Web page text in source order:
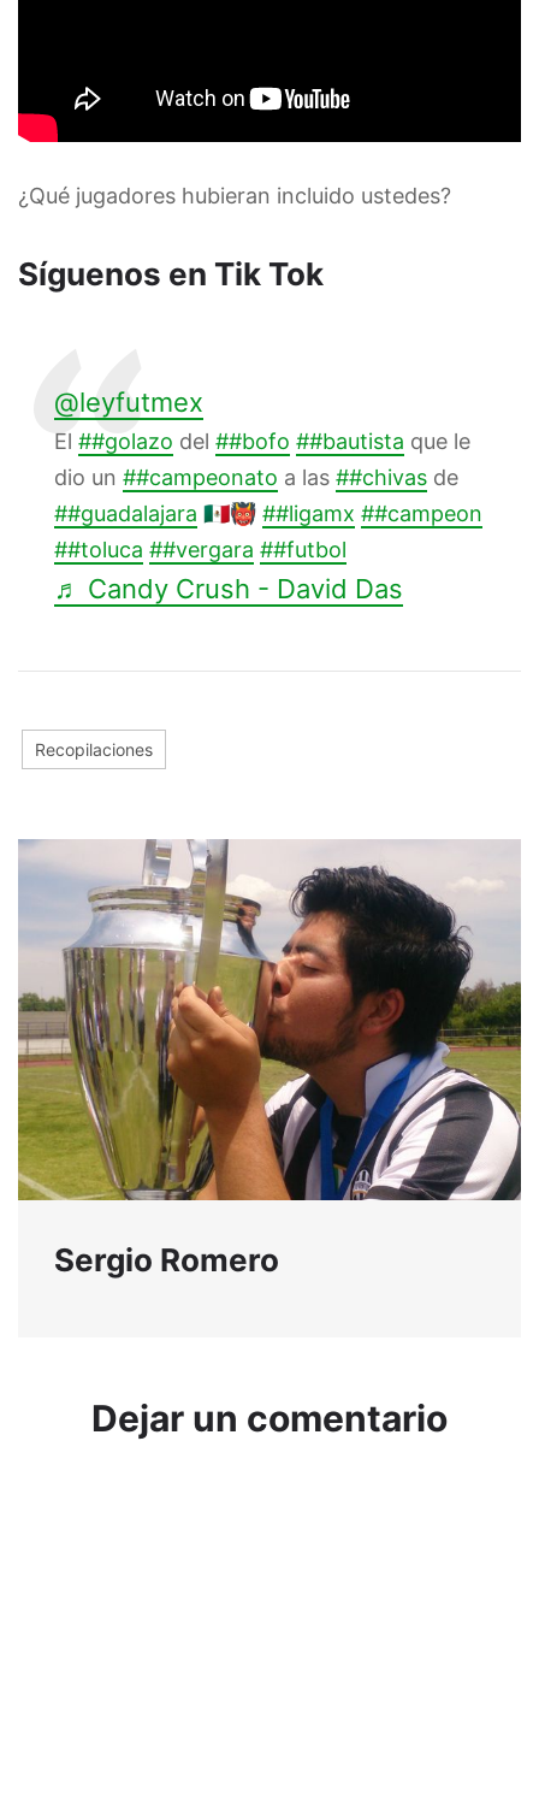
¿Qué jugadores hubieran incluido ustedes?
Síguenos en Tik Tok
@leyfutmex
El ##golazo del ##bofo ##bautista que le
dio un ##campeonato a las ##chivas de
##guadalajara 🇲🇽👹 ##ligamx ##campeon
##toluca ##vergara ##futbol
♬ Candy Crush - David Das
Recopilaciones
Sergio Romero
Dejar un comentario